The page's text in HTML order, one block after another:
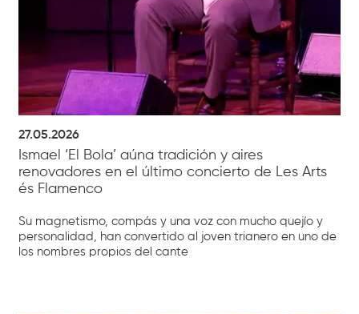
27.05.2026
Ismael ‘El Bola’ aúna tradición y aires
renovadores en el último concierto de Les Arts
és Flamenco
Su magnetismo, compás y una voz con mucho quejío y
personalidad, han convertido al joven trianero en uno de
los nombres propios del cante